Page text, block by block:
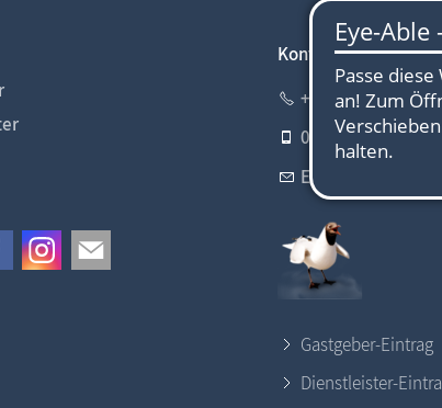
Kontakt Webmaster
+49 (0)38 202 –
0173 - 624 37 64
E-Mail schreiben
Gastgeber-Eintrag
Dienstleister-